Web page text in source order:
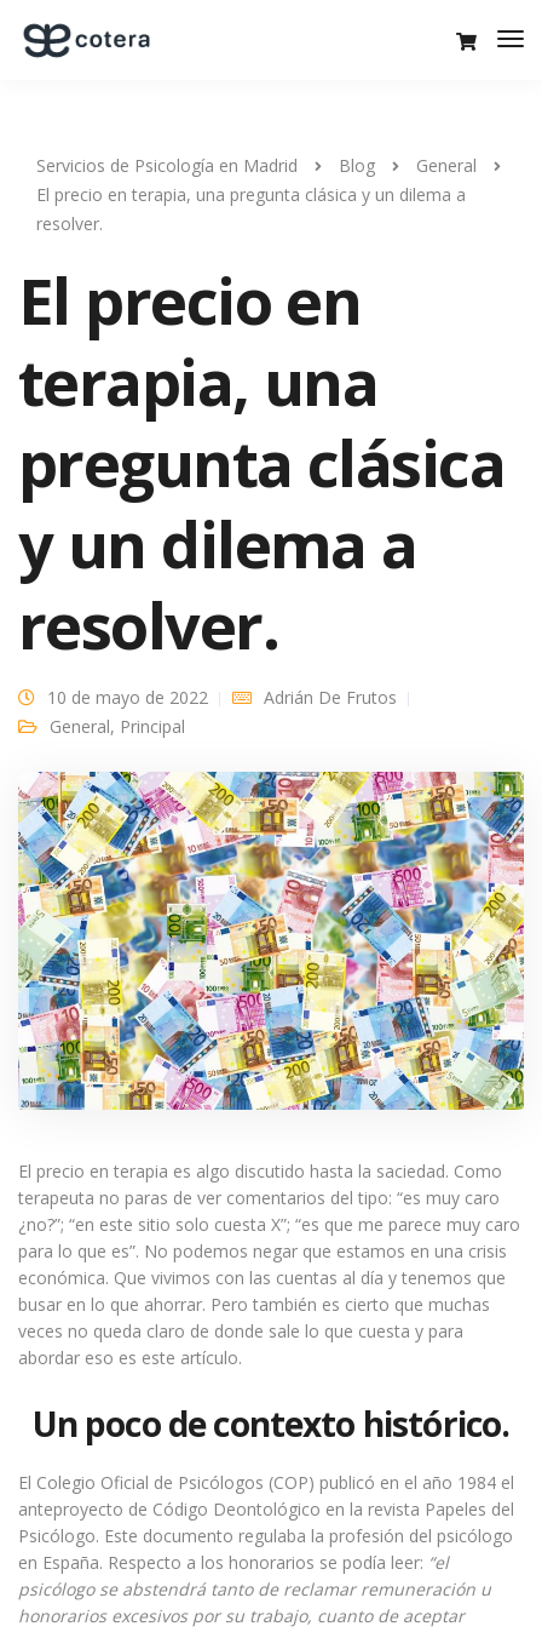
Servicios de Psicología en Madrid Blog
General
El precio en terapia, una pregunta clásica y un dilema a
resolver.
El precio en
terapia, una
pregunta clásica
y un dilema a
resolver.
10 de mayo de 2022
Adrián De Frutos
General, Principal
El precio en terapia es algo discutido hasta la saciedad. Como
terapeuta no paras de ver comentarios del tipo: “es muy caro
¿no?”; “en este sitio solo cuesta X”; “es que me parece muy caro
para lo que es”. No podemos negar que estamos en una crisis
económica. Que vivimos con las cuentas al día y tenemos que
busar en lo que ahorrar. Pero también es cierto que muchas
veces no queda claro de donde sale lo que cuesta y para
abordar eso es este artículo.
Un poco de contexto histórico.
El Colegio Oficial de Psicólogos (COP) publicó en el año 1984 el
anteproyecto de Código Deontológico en la revista Papeles del
Psicólogo. Este documento regulaba la profesión del psicólogo
en España. Respecto a los honorarios se podía leer: “el
psicólogo se abstendrá tanto de reclamar remuneración u
honorarios excesivos por su trabajo, cuanto de aceptar